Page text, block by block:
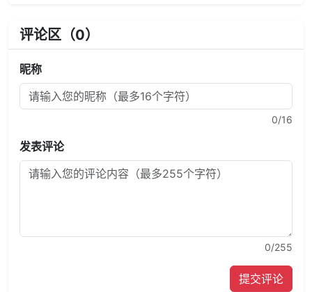
评论区（0）
昵称
0/16
发表评论
0/255
提交评论